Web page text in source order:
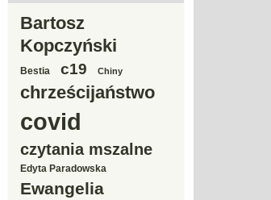
Bartosz
Kopczyński
Bestia c19 Chiny
chrześcijaństwo
covid
czytania mszalne
Edyta Paradowska
Ewangelia